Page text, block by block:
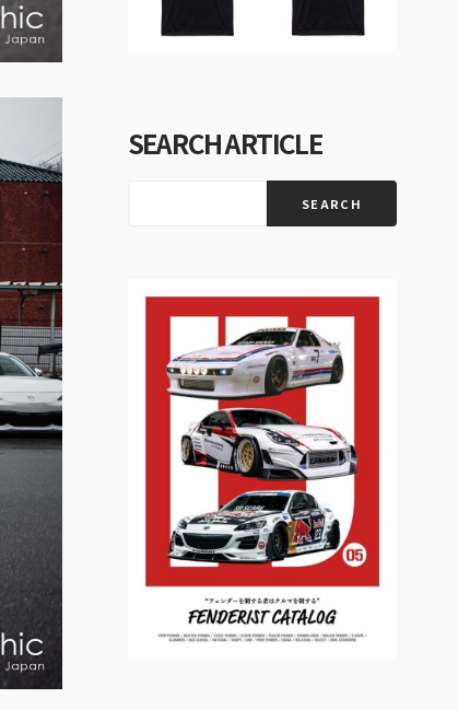
SEARCH ARTICLE
SEARCH